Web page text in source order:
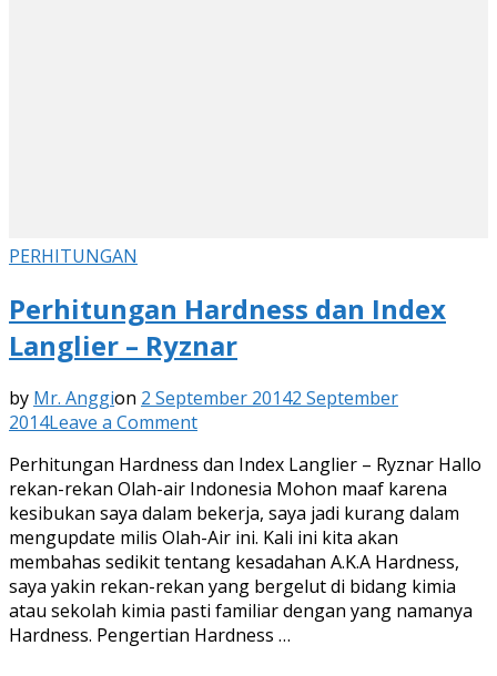
PERHITUNGAN
Perhitungan Hardness dan Index
Langlier – Ryznar
by Mr. Anggion 2 September 20142 September
2014Leave a Commenton
Hardness
dan
Index
Langlier
–
Ryznar
Perhitungan Hardness dan Index Langlier – Ryznar Hallo
rekan-rekan Olah-air Indonesia Mohon maaf karena
kesibukan saya dalam bekerja, saya jadi kurang dalam
mengupdate milis Olah-Air ini. Kali ini kita akan
membahas sedikit tentang kesadahan A.K.A Hardness,
saya yakin rekan-rekan yang bergelut di bidang kimia
atau sekolah kimia pasti familiar dengan yang namanya
Hardness. Pengertian Hardness …